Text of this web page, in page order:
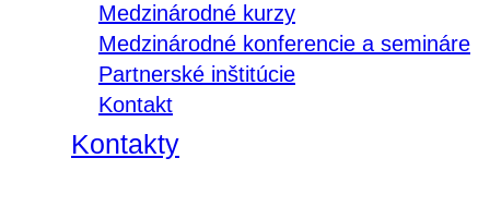
Medzinárodné kurzy
Medzinárodné konferencie a semináre
Partnerské inštitúcie
Kontakt
Kontakty